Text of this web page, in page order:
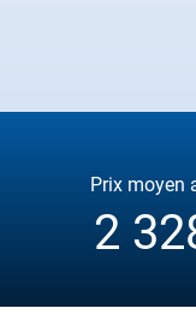
Prix moyen
2